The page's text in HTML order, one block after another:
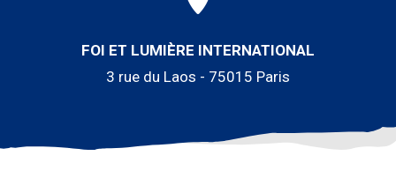
FOI ET LUMIÈRE INTERNATIONAL
3 rue du Laos - 75015 Paris